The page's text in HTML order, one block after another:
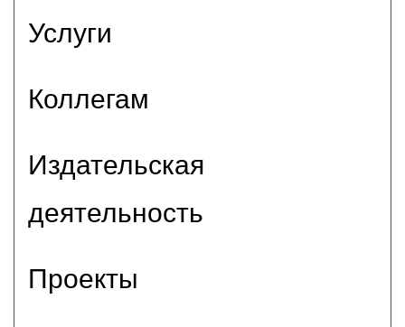
Услуги
Коллегам
Издательская
деятельность
Проекты